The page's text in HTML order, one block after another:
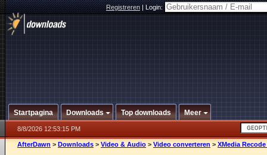
Registreren|Login:
Startpagina Downloads Top downloads Meer
8/8/2026 12:53:15 PM
AfterDawn > Downloads > Video & Audio > Video converteren > XMedia Recode